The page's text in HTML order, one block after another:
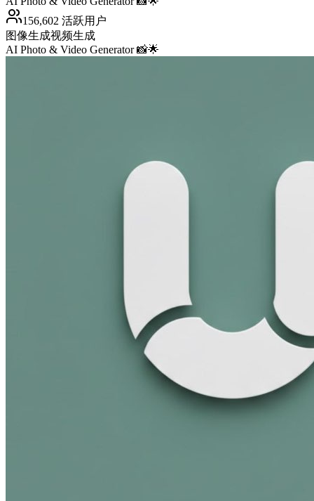
156,602 活跃用户
图像生成视频生成
AI Photo & Video Generator 📸🌟